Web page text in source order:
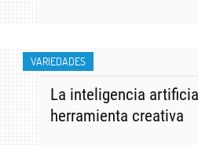
VARIEDADES
La inteligencia
herramienta creativa